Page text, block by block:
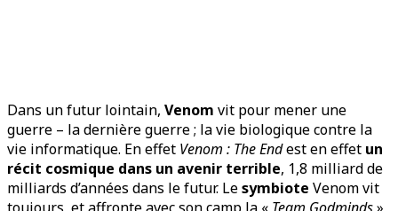
Dans un futur lointain, Venom vit pour mener une
guerre – la dernière guerre ; la vie biologique contre la
vie informatique. En effet Venom : The Endest en effet un
récit cosmique dans un avenir terrible, 1,8 milliard de
milliards d’années dans le futur. Lesymbiote Venom vit